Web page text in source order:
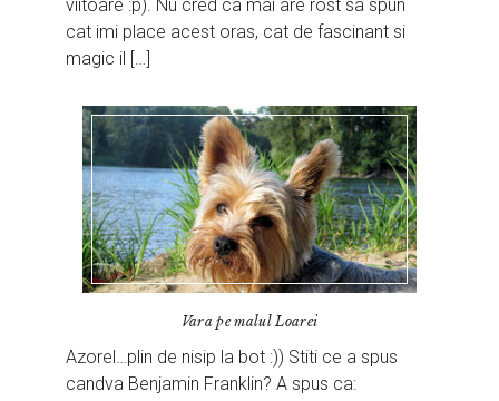
viitoare :p). Nu cred ca mai are rost sa spun
cat imi place acest oras, cat de fascinant si
magic il […]
Vara pe malul Loarei
Azorel…plin de nisip la bot :)) Stiti ce a spus
candva Benjamin Franklin? A spus ca: